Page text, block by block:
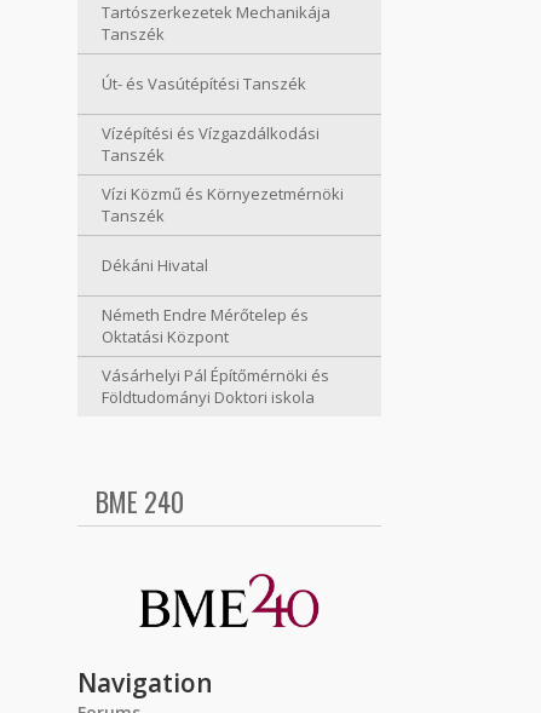
Tartószerkezetek Mechanikája
Tanszék
Út- és Vasútépítési Tanszék
Vízépítési és Vízgazdálkodási
Tanszék
Vízi Közmű és Környezetmérnöki
Tanszék
Dékáni Hivatal
Németh Endre Mérőtelep és
Oktatási Központ
Vásárhelyi Pál Építőmérnöki és
Földtudományi Doktori iskola
BME 240
Navigation